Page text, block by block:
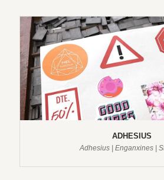
ADHESIUS
Adhesius | Enganxines |